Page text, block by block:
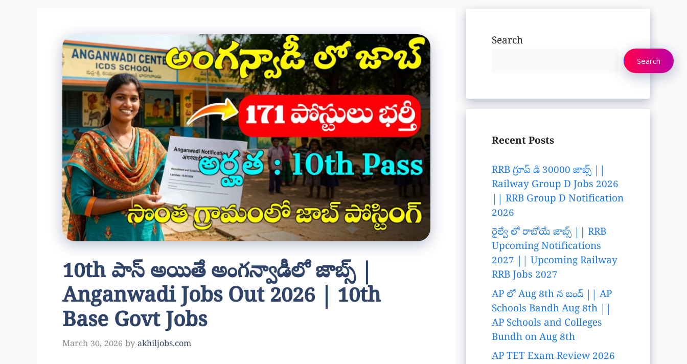
10th పాస్ అయితే అంగన్వాడీలో జాబ్స్ |
Anganwadi Jobs Out 2026 | 10th
Base Govt Jobs
March 30, 2026 by akhiljobs.com
Search
Search
Recent Posts
RRB గ్రూప్ డి 30000 జాబ్స్ ||
Railway Group D Jobs 2026
|| RRB Group D Notification
2026
రైల్వే లో రాబోయే జాబ్స్ || RRB
Upcoming Notifications
2027 || Upcoming Railway
RRB Jobs 2027
AP లో Aug 8th న బంద్ || AP
Schools Bandh Aug 8th ||
AP Schools and Colleges
Bundh on Aug 8th
AP TET Exam Review 2026